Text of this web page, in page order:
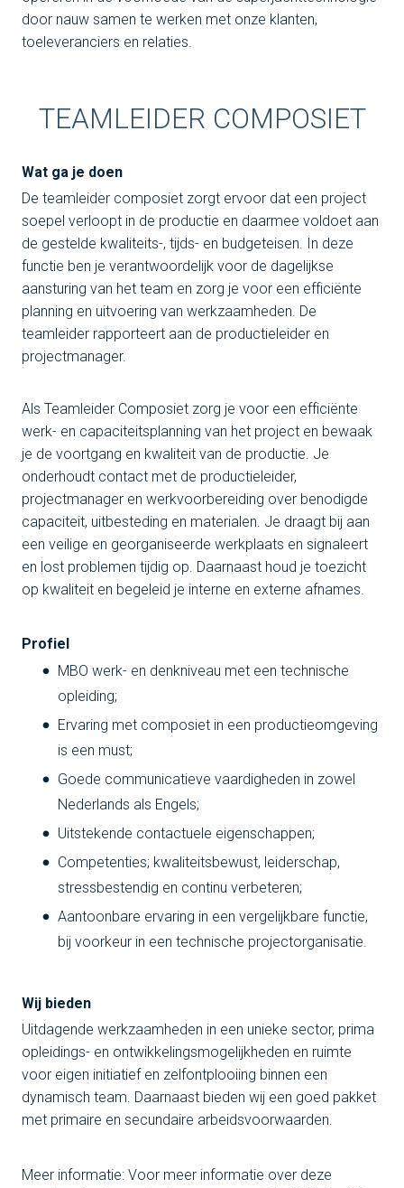
door nauw samen te werken met onze klanten,
toeleveranciers en relaties.
TEAMLEIDER COMPOSIET
Wat ga je doen
De teamleider composiet zorgt ervoor dat een project
soepel verloopt in de productie en daarmee voldoet aan
de gestelde kwaliteits-, tijds- en budgeteisen. In deze
functie ben je verantwoordelijk voor de dagelijkse
aansturing van het team en zorg je voor een efficiënte
planning en uitvoering van werkzaamheden. De
teamleider rapporteert aan de productieleider en
projectmanager.
Als Teamleider Composiet zorg je voor een efficiënte
werk- en capaciteitsplanning van het project en bewaak
je de voortgang en kwaliteit van de productie. Je
onderhoudt contact met de productieleider,
projectmanager en werkvoorbereiding over benodigde
capaciteit, uitbesteding en materialen. Je draagt bij aan
een veilige en georganiseerde werkplaats en signaleert
en lost problemen tijdig op. Daarnaast houd je toezicht
op kwaliteit en begeleid je interne en externe afnames.
Profiel
MBO werk- en denkniveau met een technische
opleiding;
Ervaring met composiet in een productieomgeving
is een must;
Goede communicatieve vaardigheden in zowel
Nederlands als Engels;
Uitstekende contactuele eigenschappen;
Competenties; kwaliteitsbewust, leiderschap,
stressbestendig en continu verbeteren;
Aantoonbare ervaring in een vergelijkbare functie,
bij voorkeur in een technische projectorganisatie.
Wij bieden
Uitdagende werkzaamheden in een unieke sector, prima
opleidings- en ontwikkelingsmogelijkheden en ruimte
voor eigen initiatief en zelfontplooiing binnen een
dynamisch team. Daarnaast bieden wij een goed pakket
met primaire en secundaire arbeidsvoorwaarden.
Meer informatie: Voor meer informatie over deze